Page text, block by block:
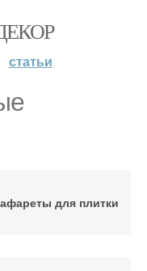
статьи
для плитки